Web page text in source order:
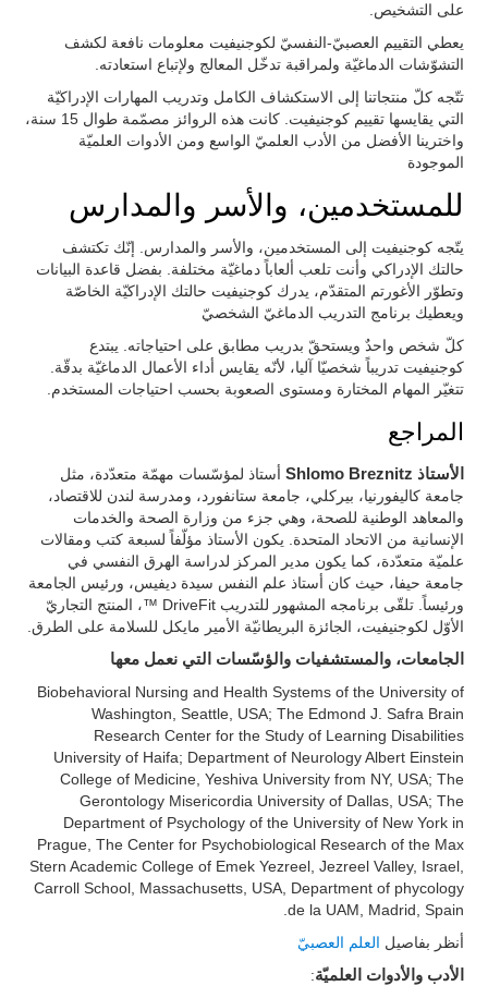
على التشخيص.
يعطي التقييم العصبيّ-النفسيّ لكوجنيفيت معلومات نافعة لكشف
التشوّشات الدماغيّة ولمراقبة تدخّل المعالج ولإتباع استعادته.
تتّجه كلّ منتجاتنا إلى الاستكشاف الكامل وتدريب المهارات الإدراكيّة
التي يقايسها تقييم كوجنيفيت. كانت هذه الروائز مصمّمة طوال 15 سنة،
واخترينا الأفضل من الأدب العلميّ الواسع ومن الأدوات العلميّة
الموجودة
للمستخدمين، والأسر والمدارس
يتّجه كوجنيفيت إلى المستخدمين، والأسر والمدارس. إنّك تكتشف
حالتك الإدراكي وأنت تلعب ألعاباً دماغيّة مختلفة. بفضل قاعدة البيانات
وتطوّر الأغورتم المتقدّم، يدرك كوجنيفيت حالتك الإدراكيّة الخاصّة
ويعطيك برنامج التدريب الدماغيّ الشخصيّ
كلّ شخص واحدٌ ويستحقّ بدريب مطابق على احتياجاته. يبتدع
كوجنيفيت تدريباً شخصيّا آليا، لأنّه يقايس أداء الأعمال الدماغيّة بدقّة.
تتغيّر المهام المختارة ومستوى الصعوبة بحسب احتياجات المستخدم.
المراجع
الأستاذ Shlomo Breznitz
أستاذ لمؤسّسات مهمّة متعدّدة، مثل
جامعة كاليفورنيا، بيركلي، جامعة ستانفورد، ومدرسة لندن للاقتصاد،
والمعاهد الوطنية للصحة، وهي جزء من وزارة الصحة والخدمات
الإنسانية من الاتحاد المتحدة. يكون الأستاذ مؤلّفاً لسبعة كتب ومقالات
علميّة متعدّدة، كما يكون مدير المركز لدراسة الهرق النفسي في
جامعة حيفا، حيث كان أستاذ علم النفس سيدة ديفيس، ورئيس الجامعة
ورئيساً. تلقّى برنامجه المشهور للتدريب DriveFit ™، المنتج التجاريّ
الأوّل لكوجنيفيت، الجائزة البريطانيّة الأمير مايكل للسلامة على الطرق.
الجامعات، والمستشفيات والؤسّسات التي نعمل معها
Biobehavioral Nursing and Health Systems of the University of
Washington, Seattle, USA; The Edmond J. Safra Brain
Research Center for the Study of Learning Disabilities
University of Haifa; Department of Neurology Albert Einstein
College of Medicine, Yeshiva University from NY, USA; The
Gerontology Misericordia University of Dallas, USA; The
Department of Psychology of the University of New York in
Prague, The Center for Psychobiological Research of the Max
Stern Academic College of Emek Yezreel, Jezreel Valley, Israel,
Carroll School, Massachusetts, USA, Department of phycology
de la UAM, Madrid, Spain.
أنظر بفاصيل العلم العصبيّ
الأدب والأدوات العلميّة: